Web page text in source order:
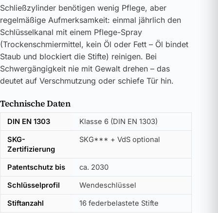
Schließzylinder benötigen wenig Pflege, aber
regelmäßige Aufmerksamkeit: einmal jährlich den
Schlüsselkanal mit einem Pflege-Spray
(Trockenschmiermittel, kein Öl oder Fett – Öl bindet
Staub und blockiert die Stifte) reinigen. Bei
Schwergängigkeit nie mit Gewalt drehen – das
deutet auf Verschmutzung oder schiefe Tür hin.
Technische Daten
DIN EN 1303 Klasse 6 (DIN EN 1303)
SKG-
Zertifizierung
SKG*** + VdS optional
Patentschutz bis ca. 2030
Schlüsselprofil Wendeschlüssel
Stiftanzahl 16 federbelastete Stifte